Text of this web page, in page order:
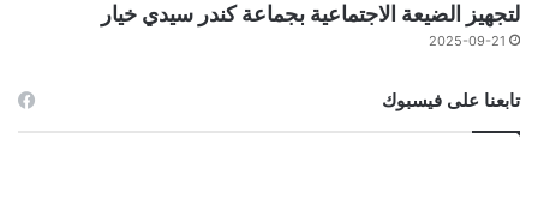
لتجهيز الضيعة الاجتماعية بجماعة كندر سيدي خيار
2025-09-21
تابعنا على فيسبوك